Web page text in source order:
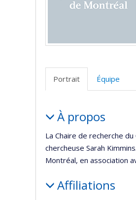
Portrait
Équipe
Portrait
À propos
La Chaire de recherche
chercheuse Sarah
Montréal, en association
Affiliations